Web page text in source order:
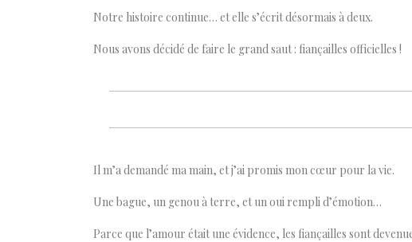
Notre histoire continue… et elle s’écrit désormais à deux.
Nous avons décidé de faire le grand saut : fiançailles officielles !
Il m’a demandé ma main, et j’ai promis mon cœur pour la vie.
Une bague, un genou à terre, et un oui rempli d’émotion…
Parce que l’amour était une évidence, les fiançailles sont